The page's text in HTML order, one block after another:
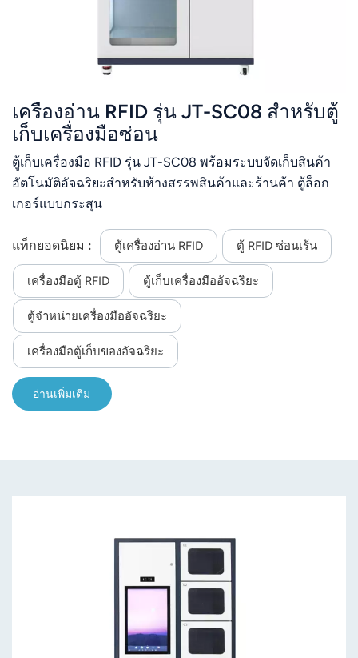
Melayu
แบบไทย
Indonesia
norsk
เครื่องอ่าน RFID รุ่น JT-SC08 สำหรับตู้
เก็บเครื่องมือซ่อน
ตู้เก็บเครื่องมือ RFID รุ่น JT-SC08 พร้อมระบบจัดเก็บสินค้า
อัตโนมัติอัจฉริยะสำหรับห้างสรรพสินค้าและร้านค้า ตู้ล็อก
เกอร์แบบกระสุน
แท็กยอดนิยม : ตู้เครื่องอ่าน RFID ตู้ RFID ซ่อนเร้น
เครื่องมือตู้ RFID ตู้เก็บเครื่องมืออัจฉริยะ
ตู้จำหน่ายเครื่องมืออัจฉริยะ
เครื่องมือตู้เก็บของอัจฉริยะ
อ่านเพิ่มเติม